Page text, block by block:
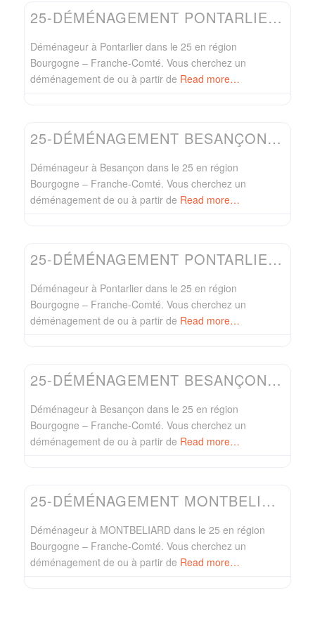
25-DÉMÉNAGEMENT PONTARLIER-DÉMÉNAGEUR JPL SERVICES
Déménageur à Pontarlier dans le 25 en région
Bourgogne – Franche-Comté. Vous cherchez un
déménagement de ou à partir de Read more…
25-DÉMÉNAGEMENT BESANÇON-DÉMÉNAGEUR JPL SERVICES
Déménageur à Besançon dans le 25 en région
Bourgogne – Franche-Comté. Vous cherchez un
déménagement de ou à partir de Read more…
25-DÉMÉNAGEMENT PONTARLIER-DÉMÉNAGEUR BULLE
Déménageur à Pontarlier dans le 25 en région
Bourgogne – Franche-Comté. Vous cherchez un
déménagement de ou à partir de Read more…
25-DÉMÉNAGEMENT BESANÇON-DÉMÉNAGEUR BULLE
Déménageur à Besançon dans le 25 en région
Bourgogne – Franche-Comté. Vous cherchez un
déménagement de ou à partir de Read more…
25-DÉMÉNAGEMENT MONTBELIARD-DÉMÉNAGEUR SOLLINGER
Déménageur à MONTBELIARD dans le 25 en région
Bourgogne – Franche-Comté. Vous cherchez un
déménagement de ou à partir de Read more…